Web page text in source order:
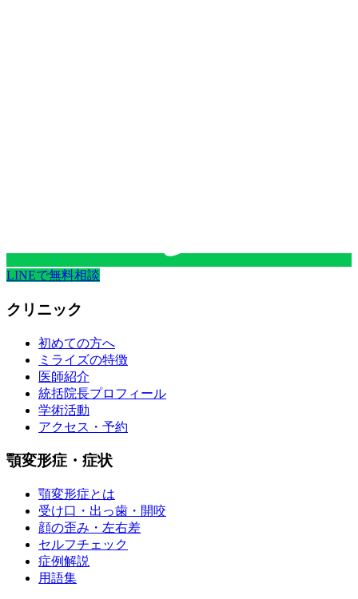
LINEで無料相談
クリニック
初めての方へ
ミライズの特徴
医師紹介
統括院長プロフィール
学術活動
アクセス・予約
顎変形症・症状
顎変形症とは
受け口・出っ歯・開咬
顔の歪み・左右差
セルフチェック
症例解説
用語集